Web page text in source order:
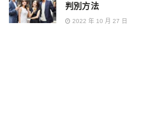
判別方法
2022 年 10 月 27 日